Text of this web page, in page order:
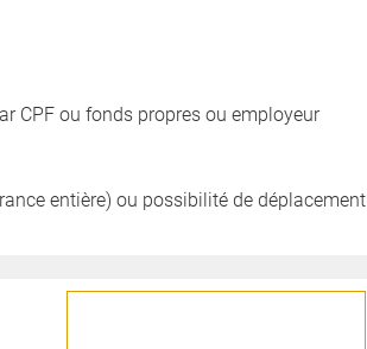
CPF ou fonds propres ou employeur
entière) ou possibilité de déplacement